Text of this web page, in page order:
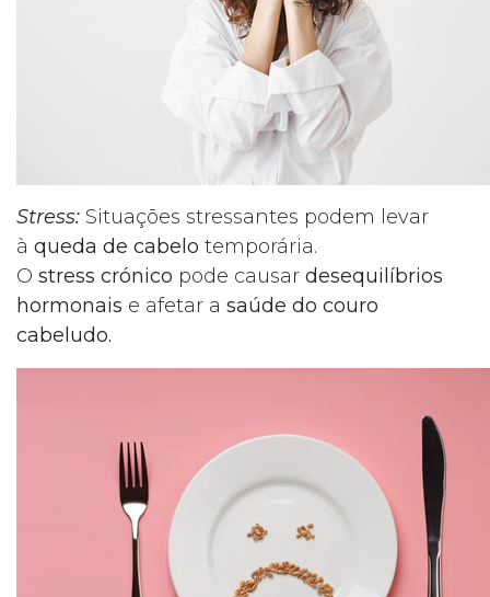
Stress: Situações stressantes podem levar
à queda de cabelo temporária.
O stress crónico pode causar desequilíbrios
hormonais e afetar a saúde do couro
cabeludo.